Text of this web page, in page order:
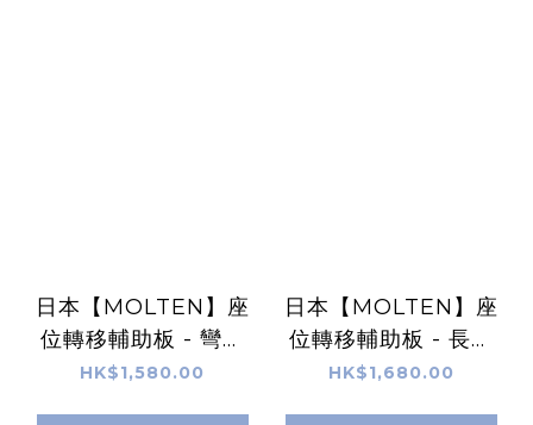
日本【MOLTEN】座
位轉移輔助板 - 彎月
型(綠色)
HK$1,580.00
日本【MOLTEN】座
位轉移輔助板 - 長方
型(黑色)
HK$1,680.00